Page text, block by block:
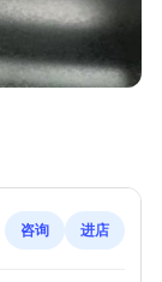
咨询 进店